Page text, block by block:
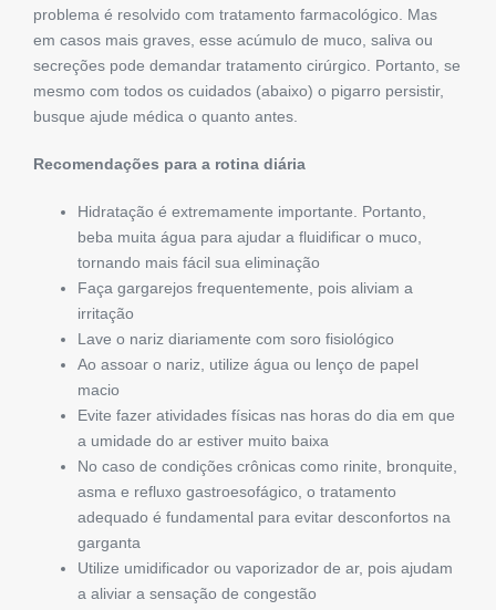
problema é resolvido com tratamento farmacológico. Mas
em casos mais graves, esse acúmulo de muco, saliva ou
secreções pode demandar tratamento cirúrgico. Portanto, se
mesmo com todos os cuidados (abaixo) o pigarro persistir,
busque ajude médica o quanto antes.
Recomendações para a rotina diária
Hidratação é extremamente importante. Portanto,
beba muita água para ajudar a fluidificar o muco,
tornando mais fácil sua eliminação
Faça gargarejos frequentemente, pois aliviam a
irritação
Lave o nariz diariamente com soro fisiológico
Ao assoar o nariz, utilize água ou lenço de papel
macio
Evite fazer atividades físicas nas horas do dia em que
a umidade do ar estiver muito baixa
No caso de condições crônicas como rinite, bronquite,
asma e refluxo gastroesofágico, o tratamento
adequado é fundamental para evitar desconfortos na
garganta
Utilize umidificador ou vaporizador de ar, pois ajudam
a aliviar a sensação de congestão